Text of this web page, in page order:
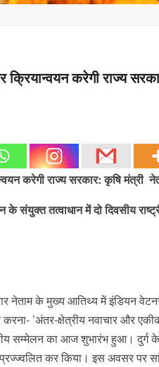
क्रियान्वयन करेगी राज्य
करेगी राज्य सरकार: कृषि मंत्री
संयुक्त तत्वाधान में दो दिवसीय
नेताम के मुख्य आतिथ्य में इंडियन
’अंतर-क्षेत्रीय नवाचार और
सम्मेलन का आज शुभारंभ हुआ। दुर्ग
कर किया। इस अवसर पर